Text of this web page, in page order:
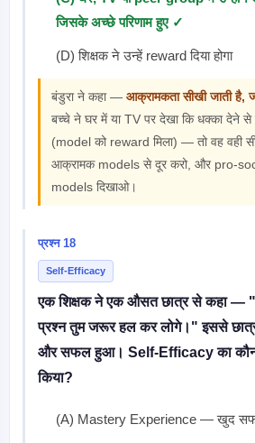
जिसके अच्छे परिणाम हुए ✓
(D) शिक्षक ने उन्हें reward दिया होगा
बंडुरा ने कहा — आक्रामकता सीखी जाती है,
बच्चे ने घर में या TV पर देखा कि धक्का देने से
(model को reward मिला) — तो वह वही
आक्रामक models से दूर करो, और pro-
models दिखाओ।
प्रश्न 18
Self-Efficacy
एक शिक्षक ने एक औसत छात्र से कहा —
प्रश्न तुम जरूर हल कर लोगे।" इससे छात्र
और सफल हुआ। Self-Efficacy का कौन-
किया?
(A) Mastery Experience — खुद